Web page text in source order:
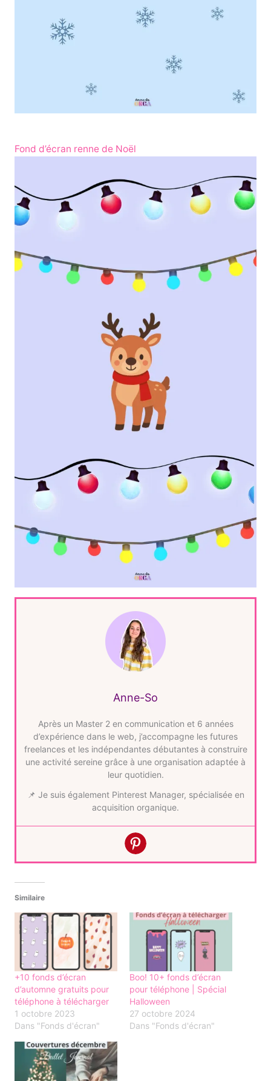
Fond d’écran renne de Noël
Anne-So
Après un Master 2 en communication et 6 années
d’expérience dans le web, j’accompagne les futures
freelances et les indépendantes débutantes à construire
une activité sereine grâce à une organisation adaptée à
leur quotidien.
📌 Je suis également Pinterest Manager, spécialisée en
acquisition organique.
Similaire
+10 fonds d’écran
d’automne gratuits pour
téléphone à télécharger
1 octobre 2023
Dans "Fonds d'écran"
Boo! 10+ fonds d’écran
pour téléphone | Spécial
Halloween
27 octobre 2024
Dans "Fonds d'écran"